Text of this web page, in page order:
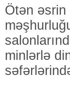
Ötən
minlərlə